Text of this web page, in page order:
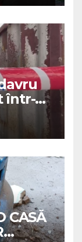
că
într-o
CASĂ